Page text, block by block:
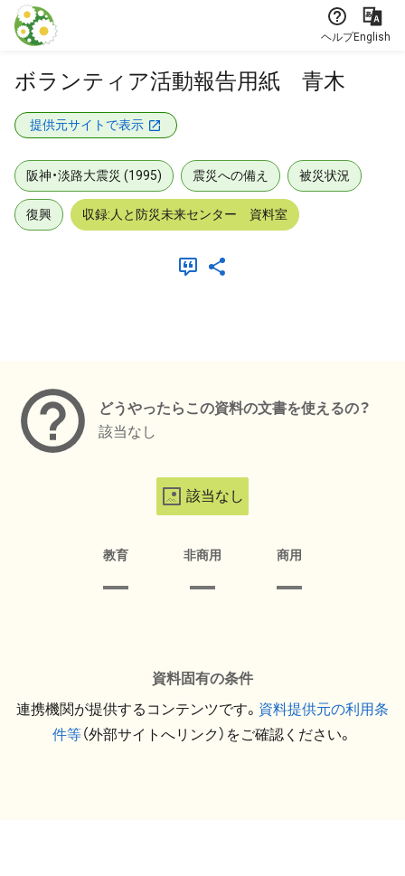
本文に飛ぶ
ヘルプEnglish
ボランティア活動報告用紙 青木
提供元サイトで表示
阪神・淡路大震災 (1995) 震災への備え 被災状況
復興 収録:人と防災未来センター 資料室
どうやったらこの資料の文書を使えるの？
該当なし
該当なし
教育 非商用 商用
資料固有の条件
連携機関が提供するコンテンツです。 資料提供元の利用条
件等（外部サイトへリンク）をご確認ください。